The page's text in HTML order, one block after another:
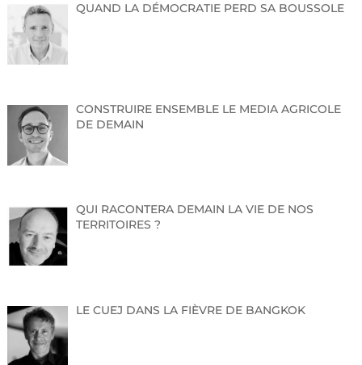
Vous êtes cordialement invités à assister à l’avant-
première le vendredi 28 octobre à partir de 10 heures et
à la conférence média à 11 heures qui se tiendront dans
Programme
10h Exposition ouverte aux médias
11h Mots de bienvenue par Sam Keller, directeur
l’exposition
Les mots de bienvenue et l’introduction auront lieu en
allemand. L’installation pourra également être visitée
après la conférence de presse.
Accréditation
Merci de vous accréditer pour la visite de presse en
répondant à cet email ou en écrivant à
presse@fondationbeyeler.ch
QUAND LA DÉMOCRATIE PERD SA BOUSSOLE
CONSTRUIRE ENSEMBLE LE MEDIA AGRICOLE
DE DEMAIN
QUI RACONTERA DEMAIN LA VIE DE NOS
TERRITOIRES ?
LE CUEJ DANS LA FIÈVRE DE BANGKOK